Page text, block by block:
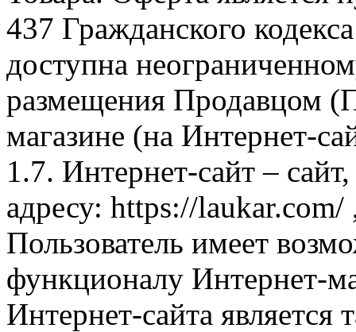
437 Гражданского
доступна
размещения Продавцом
магазине (на Интернет-
1.7. Интернет-сайт –
адресу: https://laukar.com/
Пользователь имеет
функционалу Интернет-
Интернет-сайта